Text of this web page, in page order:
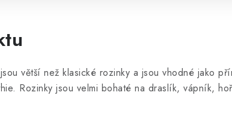
větší než klasické rozinky a jsou vhodné jako
Rozinky jsou velmi bohaté na draslík, vápník,